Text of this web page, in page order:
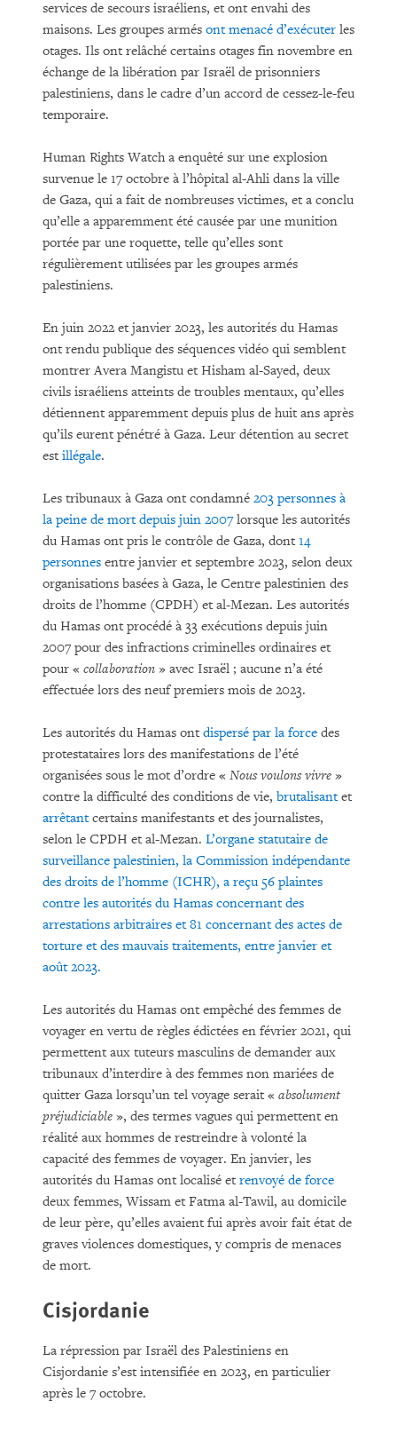
services de secours israéliens, et ont envahi des
maisons. Les groupes armés ont menacé d’exécuter les
otages. Ils ont relâché certains otages fin novembre en
échange de la libération par Israël de prisonniers
palestiniens, dans le cadre d’un accord de cessez-le-feu
temporaire.
Human Rights Watch a enquêté sur une explosion
survenue le 17 octobre à l’hôpital al-Ahli dans la ville
de Gaza, qui a fait de nombreuses victimes, et a conclu
qu’elle a apparemment été causée par une munition
portée par une roquette, telle qu’elles sont
régulièrement utilisées par les groupes armés
palestiniens.
En juin 2022 et janvier 2023, les autorités du Hamas
ont rendu publique des séquences vidéo qui semblent
montrer Avera Mangistu et Hisham al-Sayed, deux
civils israéliens atteints de troubles mentaux, qu’elles
détiennent apparemment depuis plus de huit ans après
qu’ils eurent pénétré à Gaza. Leur détention au secret
est illégale.
Les tribunaux à Gaza ont condamné 203 personnes à
la peine de mort depuis juin 2007 lorsque les autorités
du Hamas ont pris le contrôle de Gaza, dont 14
personnes entre janvier et septembre 2023, selon deux
organisations basées à Gaza, le Centre palestinien des
droits de l’homme (CPDH) et al-Mezan. Les autorités
du Hamas ont procédé à 33 exécutions depuis juin
2007 pour des infractions criminelles ordinaires et
pour « collaboration » avec Israël ; aucune n’a été
effectuée lors des neuf premiers mois de 2023.
Les autorités du Hamas ont dispersé par la force des
protestataires lors des manifestations de l’été
organisées sous le mot d’ordre « Nous voulons vivre »
contre la difficulté des conditions de vie, brutalisantet
arrêtantcertains manifestants et des journalistes,
selon le CPDH et al-Mezan. L’organe statutaire de
surveillance palestinien, la Commission indépendante
des droits de l’homme (ICHR), a reçu 56 plaintes
contre les autorités du Hamas concernant des
arrestations arbitraires et 81 concernant des actes de
torture et des mauvais traitements, entre janvier et
août 2023.
Les autorités du Hamas ont empêché des femmes de
voyager en vertu de règles édictées en février 2021, qui
permettent aux tuteurs masculins de demander aux
tribunaux d’interdire à des femmes non mariées de
quitter Gaza lorsqu’un tel voyage serait « absolument
préjudiciable », des termes vagues qui permettent en
réalité aux hommes de restreindre à volonté la
capacité des femmes de voyager. En janvier, les
autorités du Hamas ont localisé et renvoyé de force
deux femmes, Wissam et Fatma al-Tawil, au domicile
de leur père, qu’elles avaient fui après avoir fait état de
graves violences domestiques, y compris de menaces
de mort.
Cisjordanie
La répression par Israël des Palestiniens en
Cisjordanie s’est intensifiée en 2023, en particulier
après le 7 octobre.